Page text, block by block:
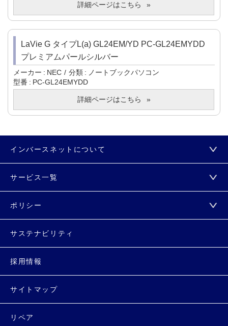
詳細ページはこちら
LaVie G タイプL(a) GL24EM/YD PC-GL24EMYDD
プレミアムパールシルバー
メーカー NEC 分類
ノートブックパソコン
型番
PC-GL24EMYDD
詳細ページはこちら
インバースネットについて
サービス一覧
ポリシー
サステナビリティ
採用情報
サイトマップ
リペア